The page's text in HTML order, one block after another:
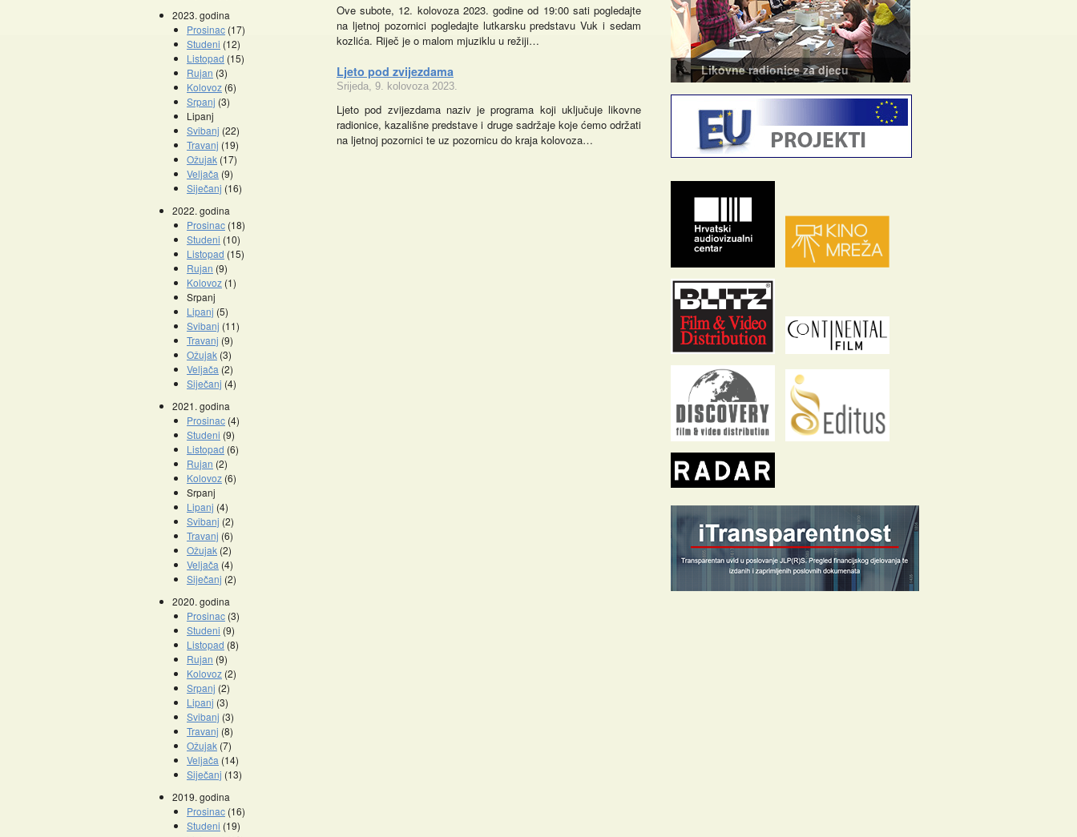
2023. godina
Prosinac (17)
Studeni (12)
Listopad (15)
Rujan (3)
Kolovoz (6)
Srpanj (3)
Lipanj
Svibanj (22)
Travanj (19)
Ožujak (17)
Veljača (9)
Siječanj (16)
2022. godina
Prosinac (18)
Studeni (10)
Listopad (15)
Rujan (9)
Kolovoz (1)
Srpanj
Lipanj (5)
Svibanj (11)
Travanj (9)
Ožujak (3)
Veljača (2)
Siječanj (4)
2021. godina
Prosinac (4)
Studeni (9)
Listopad (6)
Rujan (2)
Kolovoz (6)
Srpanj
Lipanj (4)
Svibanj (2)
Travanj (6)
Ožujak (2)
Veljača (4)
Siječanj (2)
2020. godina
Prosinac (3)
Studeni (9)
Listopad (8)
Rujan (9)
Kolovoz (2)
Srpanj (2)
Lipanj (3)
Svibanj (3)
Travanj (8)
Ožujak (7)
Veljača (14)
Siječanj (13)
2019. godina
Prosinac (16)
Studeni (19)
Ove subote, 12. kolovoza 2023. godine od 19:00 sati pogledajte
na ljetnoj pozornici pogledajte lutkarsku predstavu Vuk i sedam
kozlića. Riječ je o malom mjuziklu u režiji…
Ljeto pod zvijezdama
Srijeda, 9. kolovoza 2023.
Ljeto pod zvijezdama naziv je programa koji uključuje likovne
radionice, kazališne predstave i druge sadržaje koje ćemo održati
na ljetnoj pozornici te uz pozornicu do kraja kolovoza…
Promocije knjiga Kazalište za odrasle Likovne radionice za djecu